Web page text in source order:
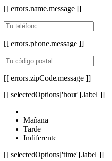
[[ errors.name.message ]]
[[ errors.phone.message ]]
[[ errors.zipCode.message ]]
[[ selectedOptions['hour'].label ]]
Mañana
Tarde
Indiferente
[[ selectedOptions['time'].label ]]